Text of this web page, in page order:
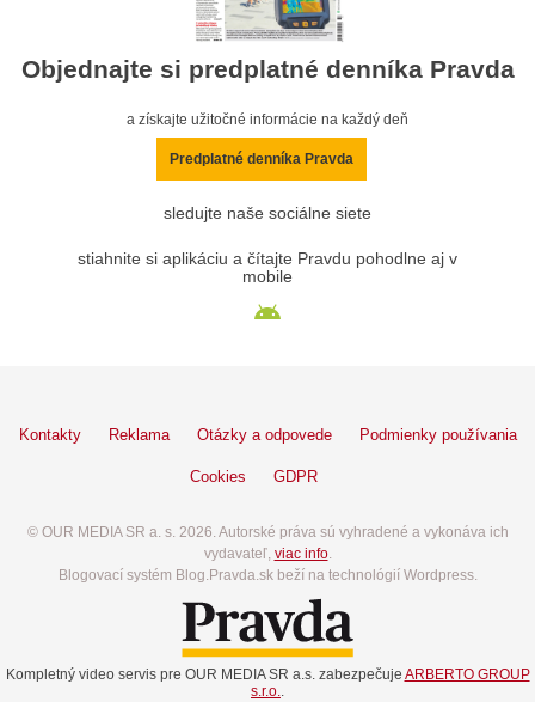
Objednajte si predplatné denníka Pravda
a získajte užitočné informácie na každý deň
Predplatné denníka Pravda
sledujte naše sociálne siete
stiahnite si aplikáciu a čítajte Pravdu pohodlne aj v
mobile
Kontakty Reklama Otázky a odpovede Podmienky používania
Cookies GDPR
© OUR MEDIA SR a. s. 2026. Autorské práva sú vyhradené a vykonáva ich
vydavateľ, viac info.
Blogovací systém Blog.Pravda.sk beží na technológií Wordpress.
Kompletný video servis pre OUR MEDIA SR a.s. zabezpečuje ARBERTO GROUP
s.r.o..